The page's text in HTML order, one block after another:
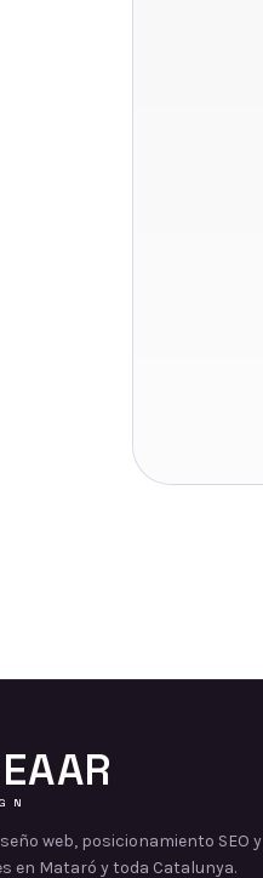
web, posicionamiento SEO y
en Mataró y toda Catalunya.